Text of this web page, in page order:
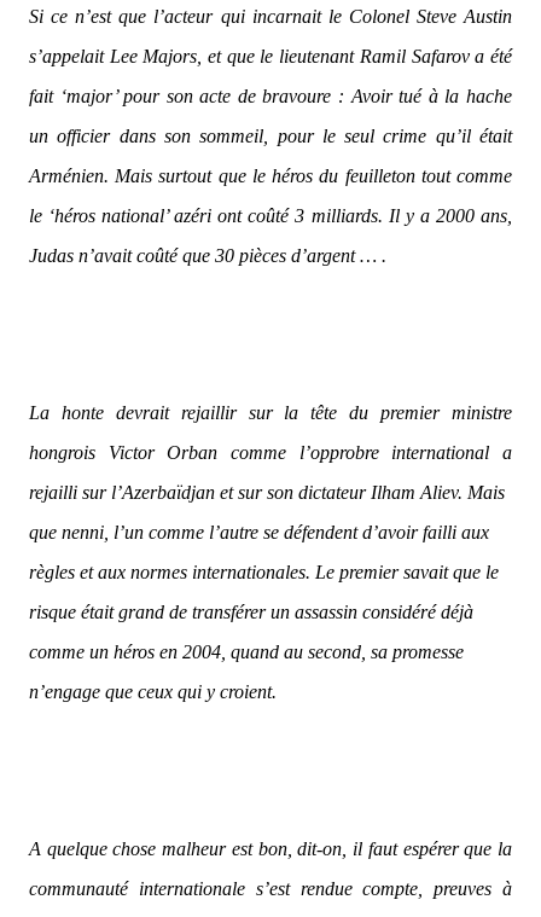
Si ce n’est que l’acteur qui incarnait le Colonel Steve Austin
s’appelait Lee Majors, et que le lieutenant Ramil Safarov a été
fait ‘major’ pour son acte de bravoure : Avoir tué à la hache
un officier dans son sommeil, pour le seul crime qu’il était
Arménien. Mais surtout que le héros du feuilleton tout comme
le ‘héros national’ azéri ont coûté 3 milliards. Il y a 2000 ans,
Judas n’avait coûté que 30 pièces d’argent … .
La honte devrait rejaillir sur la tête du premier ministre
hongrois Victor Orban comme l’opprobre international a
rejailli sur l’Azerbaïdjan et sur son dictateur Ilham Aliev. Mais
que nenni, l’un comme l’autre se défendent d’avoir failli aux
règles et aux normes internationales. Le premier savait que le
risque était grand de transférer un assassin considéré déjà
comme un héros en 2004, quand au second, sa promesse
n’engage que ceux qui y croient.
A quelque chose malheur est bon, dit-on, il faut espérer que la
communauté internationale s’est rendue compte, preuves à